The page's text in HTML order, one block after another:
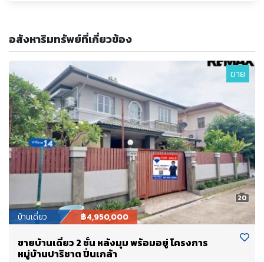
อสังหาริมทรัพย์ที่เกี่ยวข้อง
20
ขาย
บ้านเดี่ยว ฿4,950,000
ขายบ้านเดี่ยว 2 ชั้น หลังมุม พร้อมอยู่ โครงการ
หมู่บ้านปาริชาต ปิ่นเกล้า